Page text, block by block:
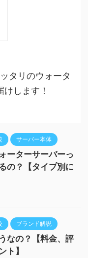
タリのウォータ
します！
サーバー本体
ーターサーバーっ
の？【タイプ別に
ブランド解説
なの？【料金、評
ト】